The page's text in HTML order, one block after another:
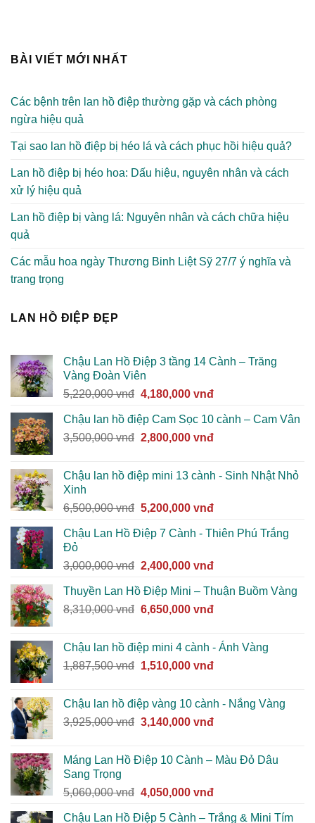
BÀI VIẾT MỚI NHẤT
Các bệnh trên lan hồ điệp thường gặp và cách phòng
ngừa hiệu quả
Tại sao lan hồ điệp bị héo lá và cách phục hồi hiệu quả?
Lan hồ điệp bị héo hoa: Dấu hiệu, nguyên nhân và cách
xử lý hiệu quả
Lan hồ điệp bị vàng lá: Nguyên nhân và cách chữa hiệu
quả
Các mẫu hoa ngày Thương Binh Liệt Sỹ 27/7 ý nghĩa và
trang trọng
LAN HỒ ĐIỆP ĐẸP
Chậu Lan Hồ Điệp 3 tầng 14 Cành – Trăng
Vàng Đoàn Viên
5,220,000vnđ Giá
là:
5,220,000 vnđ.
4,180,000 vnđGiá
tại
là:
Chậu lan hồ điệp Cam Sọc 10 cành – Cam Vân
3,500,000vnđ Giá
3,500,000 vnđ.
2,800,000 vnđGiá
là:
Chậu lan hồ điệp mini 13 cành - Sinh Nhật Nhỏ
Xinh
6,500,000vnđ Giá
là:
5,200,000 vnđGiá
tại
5,200,000 vnđ.
Chậu Lan Hồ Điệp 7 Cành - Thiên Phú Trắng
Đỏ
3,000,000vnđ Giá
là:
3,000,000 vnđ.
2,400,000 vnđGiá
tại
là:
Thuyền Lan Hồ Điệp Mini – Thuận Buồm Vàng
8,310,000vnđ Giá
8,310,000 vnđ.
6,650,000 vnđGiá
tại
là:
6,650,000 vnđ.
Chậu lan hồ điệp mini 4 cành - Ánh Vàng
1,887,500vnđ Giá
1,887,500 vnđ.
1,510,000 vnđGiá
là:
1,510,000 vnđ.
Chậu lan hồ điệp vàng 10 cành - Nắng Vàng
3,925,000vnđ Giá
3,925,000 vnđ.
3,140,000 vnđGiá
là:
Máng Lan Hồ Điệp 10 Cành – Màu Đỏ Dâu
Sang Trọng
5,060,000vnđ Giá
4,050,000 vnđGiá
Chậu Lan Hồ Điệp 5 Cành – Trắng & Mini Tím